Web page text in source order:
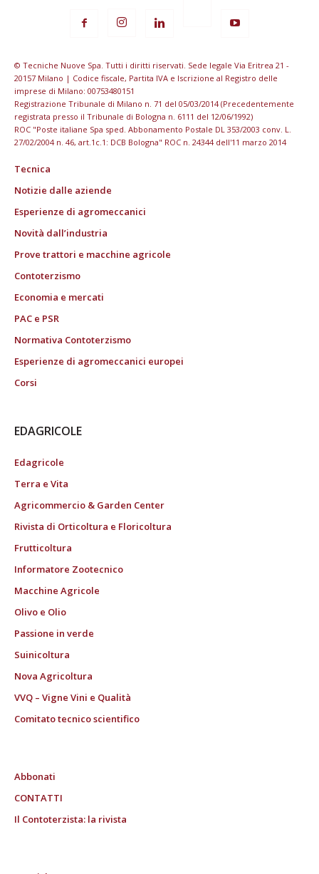
© Tecniche Nuove Spa. Tutti i diritti riservati. Sede legale Via Eritrea 21 -
20157 Milano | Codice fiscale, Partita IVA e Iscrizione al Registro delle
imprese di Milano: 00753480151
Registrazione Tribunale di Milano n. 71 del 05/03/2014 (Precedentemente
registrata presso il Tribunale di Bologna n. 6111 del 12/06/1992)
ROC "Poste italiane Spa sped. Abbonamento Postale DL 353/2003 conv. L.
27/02/2004 n. 46, art.1c.1: DCB Bologna" ROC n. 24344 dell'11 marzo 2014
Tecnica
Notizie dalle aziende
Esperienze di agromeccanici
Novità dall’industria
Prove trattori e macchine agricole
Contoterzismo
Economia e mercati
PAC e PSR
Normativa Contoterzismo
Esperienze di agromeccanici europei
Corsi
EDAGRICOLE
Edagricole
Terra e Vita
Agricommercio & Garden Center
Rivista di Orticoltura e Floricoltura
Frutticoltura
Informatore Zootecnico
Macchine Agricole
Olivo e Olio
Passione in verde
Suinicoltura
Nova Agricoltura
VVQ – Vigne Vini e Qualità
Comitato tecnico scientifico
Abbonati
CONTATTI
Il Contoterzista: la rivista